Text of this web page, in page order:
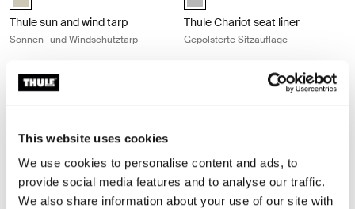
This website uses cookies
We use cookies to personalise content and ads, to
provide social media features and to analyse our traffic.
We also share information about your use of our site with
Thule sun and wind tarp
Sonnen- und Windschutztarp
Produkt vergleichen
Thule Chariot seat liner
Gepolsterte Sitzauflage
Produkt vergleichen
Thule Chariot travel bag Transporttasche Black
Thule Chariot travel bag Schwarz (selected)
Thule Chariot travel bag
Transporttasche
Thule Courier dog trailer kit
Hundeanhänger-Kit